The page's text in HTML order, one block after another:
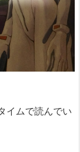
イムで読んでい